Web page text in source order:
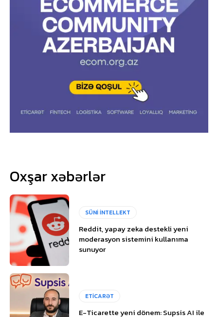
Oxşar xəbərlər
SÜNİ İNTELLEKT
Reddit, yapay zeka destekli yeni
moderasyon sistemini kullanıma
sunuyor
ETİCARƏT
E-Ticarette yeni dönem: Supsis AI ile